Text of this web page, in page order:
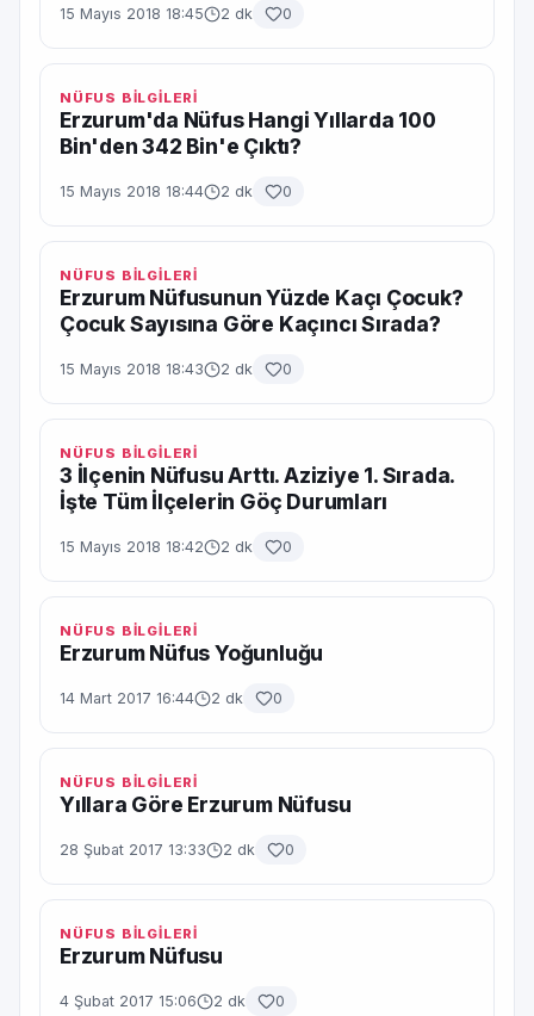
15 Mayıs 2018 18:45 2 dk 0
NÜFUS BİLGİLERİ
Erzurum'da Nüfus Hangi Yıllarda 100
Bin'den 342 Bin'e Çıktı?
15 Mayıs 2018 18:44 2 dk 0
NÜFUS BİLGİLERİ
Erzurum Nüfusunun Yüzde Kaçı Çocuk?
Çocuk Sayısına Göre Kaçıncı Sırada?
15 Mayıs 2018 18:43 2 dk 0
NÜFUS BİLGİLERİ
3 İlçenin Nüfusu Arttı. Aziziye 1. Sırada.
İşte Tüm İlçelerin Göç Durumları
15 Mayıs 2018 18:42 2 dk 0
NÜFUS BİLGİLERİ
Erzurum Nüfus Yoğunluğu
14 Mart 2017 16:44 2 dk 0
NÜFUS BİLGİLERİ
Yıllara Göre Erzurum Nüfusu
28 Şubat 2017 13:33 2 dk 0
NÜFUS BİLGİLERİ
Erzurum Nüfusu
4 Şubat 2017 15:06 2 dk 0